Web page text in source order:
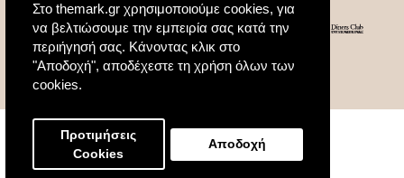
Στο themark.gr χρησιμοποιούμε cookies, για
να βελτιώσουμε την εμπειρία σας κατά την
περιήγησή σας. Κάνοντας κλικ στο
"Αποδοχή", αποδέχεστε τη χρήση όλων των
cookies.
Προτιμήσεις
Cookies
Αποδοχή
© 2020 All Rights Reserved. Created by